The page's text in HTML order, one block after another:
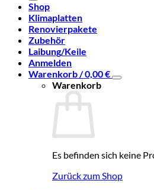
Shop
Klimaplatten
Renovierpakete
Zubehör
Laibung/Keile
Anmelden
Warenkorb /0,00€
Warenkorb
Es befinden sich keine
Zurück zum Shop